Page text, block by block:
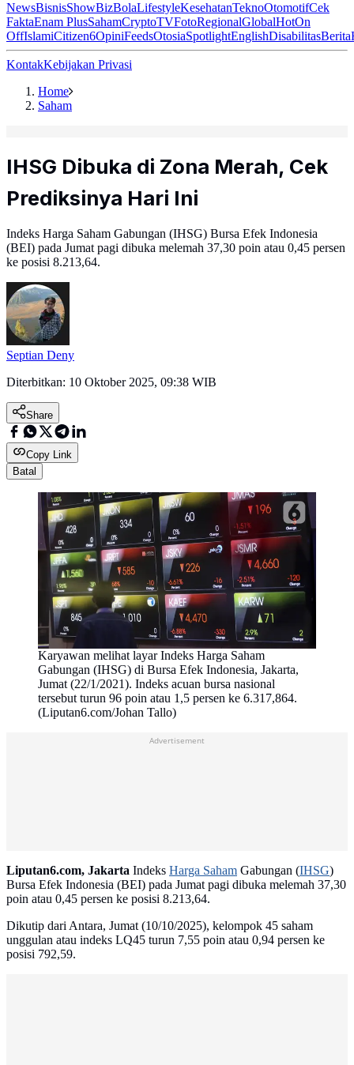
NewsBisnisShowBizBolaLifestyleKesehatanTeknoOtomotifCek
FaktaEnam PlusSahamCryptoTVFotoRegionalGlobalHotOn
OffIslamiCitizen6OpiniFeedsOtosiaSpotlightEnglishDisabilitasBerita
KontakKebijakan Privasi
Home
Saham
IHSG Dibuka di Zona Merah, Cek
Prediksinya Hari Ini
Indeks Harga Saham Gabungan (IHSG) Bursa Efek Indonesia
(BEI) pada Jumat pagi dibuka melemah 37,30 poin atau 0,45 persen
ke posisi 8.213,64.
Septian Deny
Diterbitkan: 10 Oktober 2025, 09:38 WIB
Share
Copy Link
Batal
Karyawan melihat layar Indeks Harga Saham
Gabungan (IHSG) di Bursa Efek Indonesia, Jakarta,
Jumat (22/1/2021). Indeks acuan bursa nasional
tersebut turun 96 poin atau 1,5 persen ke 6.317,864.
(Liputan6.com/Johan Tallo)
Advertisement
Liputan6.com, Jakarta Indeks Harga Saham Gabungan (IHSG)
Bursa Efek Indonesia (BEI) pada Jumat pagi dibuka melemah 37,30
poin atau 0,45 persen ke posisi 8.213,64.
Dikutip dari Antara, Jumat (10/10/2025), kelompok 45 saham
unggulan atau indeks LQ45 turun 7,55 poin atau 0,94 persen ke
posisi 792,59.